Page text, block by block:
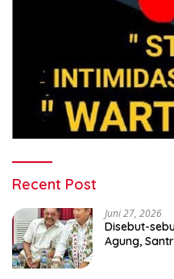
Recent Post
Juni 27, 2026
Disebut-
Agung,